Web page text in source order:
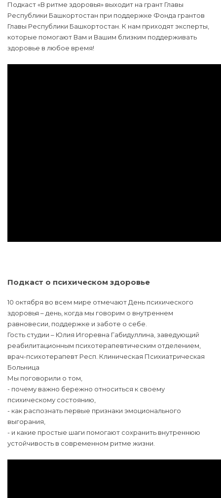
Подкаст «В ритме здоровья» выходит на грант Главы
Республики Башкортостан при поддержке Фонда грантов
Главы Республики Башкортостан. К нам приходят эксперты,
которые помогают Вам и Вашим близким поддерживать
здоровье в любое время!
Подкаст о психическом здоровье
10 октября во всем мире отмечают День психического
здоровья – день, когда мы говорим о внутреннем
равновесии, поддержке и заботе о себе.
Гость студии – Юлия Игоревна Габидуллина, заведующий
реабилитационным психотерапевтическим отделением,
врач-психотерапевт Респ. Клиническая Психиатрическая
Больница
Мы поговорили о том,
- почему важно бережно относиться к своему
психическому состоянию,
- как распознать первые признаки эмоционального
выгорания,
- и какие простые шаги помогают сохранить внутреннюю
устойчивость в современном ритме жизни.